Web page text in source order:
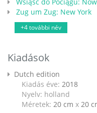
Zug um Zug: New York
+4 további név
Kiadások
Dutch edition
Kiadás éve: 2018
Nyelv: holland
Méretek: 20 cm x 20